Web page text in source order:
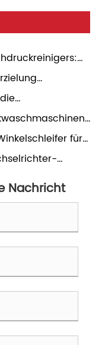
Ein praktischer
für
Nachricht